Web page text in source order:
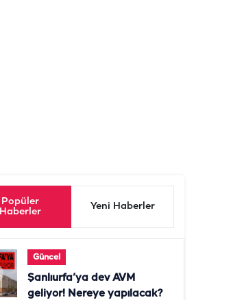
Popüler
Haberler
Yeni Haberler
Güncel
Şanlıurfa’ya dev AVM
geliyor! Nereye yapılacak?